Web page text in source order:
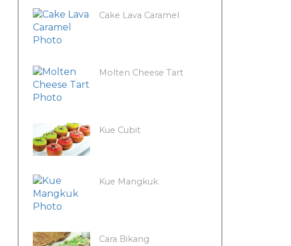
Cake Lava Caramel
Molten Cheese Tart
Kue Cubit
Kue Mangkuk
Cara Bikang